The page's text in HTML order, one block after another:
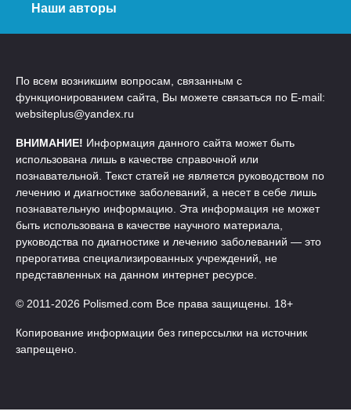
Наши авторы
По всем возникшим вопросам, связанным с
функционированием сайта, Вы можете связаться по E-mail:
websiteplus@yandex.ru
ВНИМАНИЕ! Информация данного сайта может быть
использована лишь в качестве справочной или
познавательной. Текст статей не является руководством по
лечению и диагностике заболеваний, а несет в себе лишь
познавательную информацию. Эта информация не может
быть использована в качестве научного материала,
руководства по диагностике и лечению заболеваний — это
прерогатива специализированных учреждений, не
представленных на данном интернет ресурсе.
© 2011-2026 Polismed.com Все права защищены. 18+
Копирование информации без гиперссылки на источник
запрещено.